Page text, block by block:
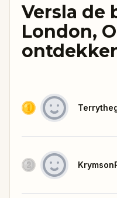
Versla de
London,